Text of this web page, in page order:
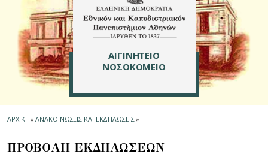
ΑΙΓΙΝΗΤΕΙΟ
ΝΟΣΟΚΟΜΕΙΟ
ΑΡΧΙΚΗ» ΑΝΑΚΟΙΝΩΣΕΙΣ ΚΑΙ ΕΚΔΗΛΩΣΕΙΣ»
ΠΡΟΒΟΛΗ ΕΚΔΗΛΩΣΕΩΝ